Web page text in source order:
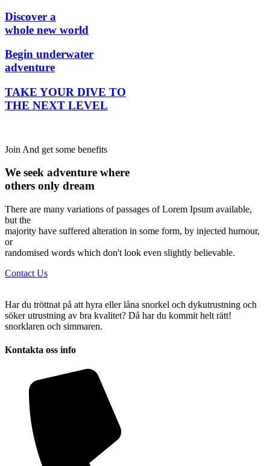
Discover a
whole new world
Begin underwater
adventure
TAKE YOUR DIVE TO
THE NEXT LEVEL
Join And get some benefits
We seek adventure where
others only dream
There are many variations of passages of Lorem Ipsum available,
but the
majority have suffered alteration in some form, by injected humour,
or
randomised words which don't look even slightly believable.
Contact Us
Har du tröttnat på att hyra eller låna snorkel och dykutrustning och
söker utrustning av bra kvalitet? Då har du kommit helt rätt!
snorklaren och simmaren.
Kontakta oss info